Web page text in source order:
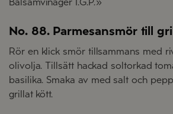
No. 88. Parmesansmör till
Rör en klick smör tillsammans med
olivolja. Tillsätt hackad soltorkad
basilika. Smaka av med salt och
grillat kött.